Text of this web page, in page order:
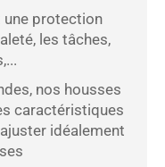
une protection
les tâches,
nos housses
caractéristiques
idéalement